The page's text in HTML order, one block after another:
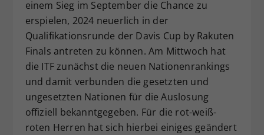
einem Sieg im September die Chance zu
erspielen, 2024 neuerlich in der
Qualifikationsrunde der Davis Cup by Rakuten
Finals antreten zu können. Am Mittwoch hat
die ITF zunächst die neuen Nationenrankings
und damit verbunden die gesetzten und
ungesetzten Nationen für die Auslosung
offiziell bekanntgegeben. Für die rot-weiß-
roten Herren hat sich hierbei einiges geändert
Zweck
Dieser Wert speichert Ihre Consent-
Einstellungen. Unter anderem eine
zufällig generierte ID, für die
historische Speicherung Ihrer
vorgenommen Einstellungen, falls der
Webseiten-Betreiber dies eingestellt
hat.